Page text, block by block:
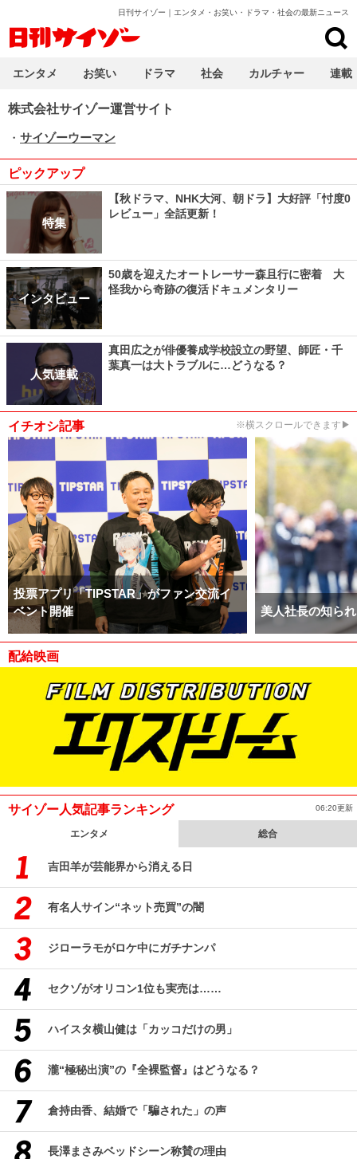
日刊サイゾー｜エンタメ・お笑い・ドラマ・社会の最新ニュース
株式会社サイゾー運営サイト
・ サイゾーウーマン
ピックアップ
特集
【秋ドラマ、NHK大河、朝ドラ】大好評「忖度0
レビュー」全話更新！
インタビュー
50歳を迎えたオートレーサー森且行に密着 大
怪我から奇跡の復活ドキュメンタリー
人気連載
真田広之が俳優養成学校設立の野望、師匠・千
葉真一は大トラブルに…どうなる？
イチオシ記事 ※横スクロールできます▶
投票アプリ「TIPSTAR」がファン交流イ
ベント開催
美人社長の知ら
配給映画
サイゾー人気記事ランキング 06:20更新
エンタメ 総合
吉田羊が芸能界から消える日
有名人サイン“ネット売買”の闇
ジローラモがロケ中にガチナンパ
セクゾがオリコン1位も実売は……
ハイスタ横山健は「カッコだけの男」
瀧“極秘出演”の『全裸監督』はどうなる？
倉持由香、結婚で「騙された」の声
長澤まさみベッドシーン称賛の理由
エンタメ お笑い ドラマ 社会 カルチャー 連載